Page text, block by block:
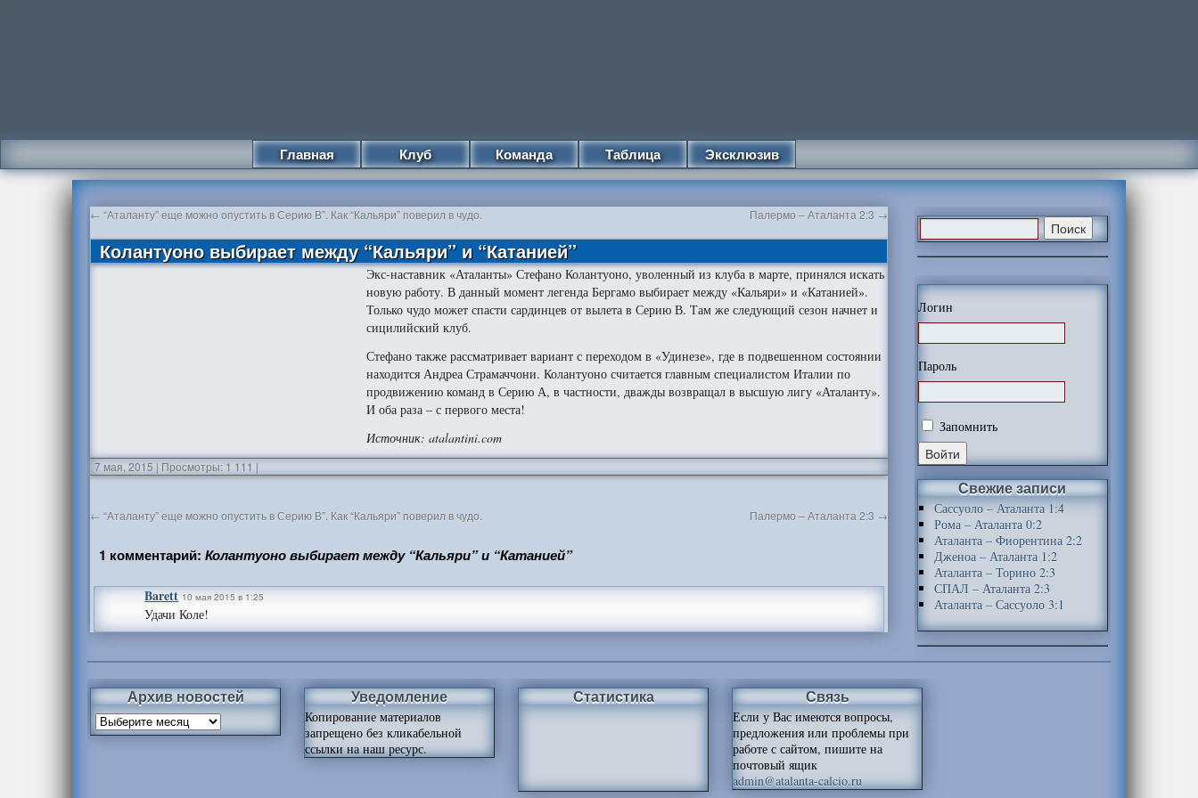
Главная Клуб Команда Таблица Эксклюзив
← “Аталанту” еще можно опустить в Серию В”. Как “Кальяри” поверил в чудо. Палермо – Аталанта 2:3 →
Колантуоно выбирает между “Кальяри” и “Катанией”
Экс-наставник «Аталанты» Стефано Колантуоно, уволенный из клуба в марте, принялся искать
новую работу. В данный момент легенда Бергамо выбирает между «Кальяри» и «Катанией».
Только чудо может спасти сардинцев от вылета в Серию В. Там же следующий сезон начнет и
сицилийский клуб.
Стефано также рассматривает вариант с переходом в «Удинезе», где в подвешенном состоянии
находится Андреа Страмаччони. Колантуоно считается главным специалистом Италии по
продвижению команд в Серию А, в частности, дважды возвращал в высшую лигу «Аталанту».
И оба раза – с первого места!
Источник: atalantini.com
7 мая, 2015 | Просмотры: 1 111 |
← “Аталанту” еще можно опустить в Серию В”. Как “Кальяри” поверил в чудо. Палермо – Аталанта 2:3 →
1 комментарий:Колантуоно выбирает между “Кальяри” и “Катанией”
Barett 10 мая 2015 в 1:25
Удачи Коле!
Логин
Пароль
Запомнить
Свежие записи
Сассуоло – Аталанта 1:4
Рома – Аталанта 0:2
Аталанта – Фиорентина 2:2
Дженоа – Аталанта 1:2
Аталанта – Торино 2:3
СПАЛ – Аталанта 2:3
Аталанта – Сассуоло 3:1
Архив новостей Уведомление
Копирование материалов
запрещено без кликабельной
ссылки на наш ресурс.
Статистика Связь
Если у Вас имеются вопросы,
предложения или проблемы при
работе с сайтом, пишите на
почтовый ящик
admin@atalanta-calcio.ru